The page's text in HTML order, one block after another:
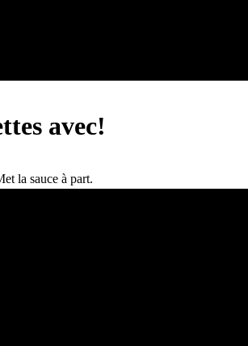
avec!
la sauce à part.